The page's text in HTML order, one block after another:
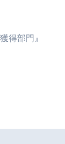
得部門』